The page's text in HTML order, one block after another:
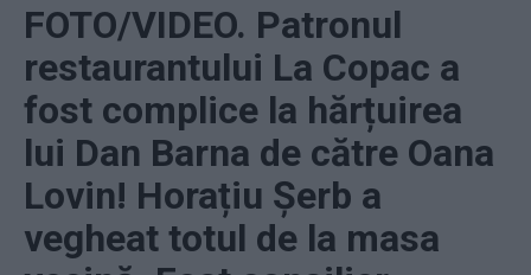
FOTO/VIDEO. Patronul
restaurantului La Copac a
fost complice la hărțuirea
lui Dan Barna de către Oana
Lovin! Horațiu Șerb a
vegheat totul de la masa